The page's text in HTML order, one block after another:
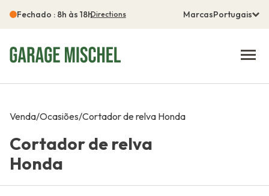
Fechado : 8h às 18hDirections MarcasPortugais
Venda/Ocasiões/Cortador de relva Honda
Cortador de relva
Honda